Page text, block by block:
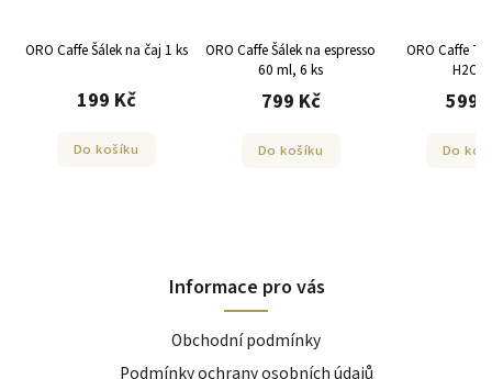
ORO Caffe Šálek na čaj 1 ks
199 Kč
Do košíku
ORO Caffe Šálek na espresso
60 ml, 6 ks
799 Kč
Do košíku
ORO Caffe
599
Do
Informace pro vás
Obchodní podmínky
Podmínky ochrany osobních údajů